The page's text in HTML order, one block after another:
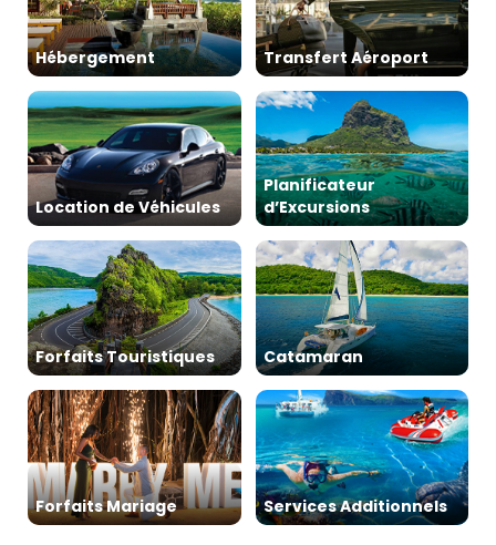
Hébergement Transfert Aéroport
Location de Véhicules
Planificateur
d’Excursions
Forfaits Touristiques Catamaran
Forfaits Mariage Services Additionnels